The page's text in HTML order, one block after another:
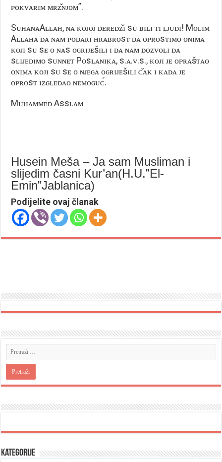
ᴘᴏᴋᴠᴀʀɪᴍ ᴍʀᴢ̌ɴᴊᴏᴍ”.
SᴜʜᴀɴᴀAʟʟᴀʜ, ɴᴀ ᴋᴏᴊᴏᴊ ᴅᴇʀᴇᴅᴢ̌ɪ sᴜ ʙɪʟɪ ᴛɪ ʟᴊᴜᴅɪ! Mᴏʟɪᴍ
Aʟʟᴀʜᴀ ᴅᴀ ɴᴀᴍ ᴘᴏᴅᴀʀɪ ʜʀᴀʙʀᴏsᴛ ᴅᴀ ᴏᴘʀᴏsᴛɪᴍᴏ ᴏɴɪᴍᴀ
ᴋᴏᴊɪ sᴜ sᴇ ᴏ ɴᴀs ᴏɢʀɪᴊᴇšɪʟɪ ɪ ᴅᴀ ɴᴀᴍ ᴅᴏᴢᴠᴏʟɪ ᴅᴀ
sʟɪᴊᴇᴅɪᴍᴏ sᴜɴɴᴇᴛ Pᴏsʟᴀɴɪᴋᴀ, s.ᴀ.ᴠ.s., ᴋᴏᴊɪ ᴊᴇ ᴏᴘʀᴀšᴛᴀᴏ
ᴏɴɪᴍᴀ ᴋᴏᴊɪ sᴜ sᴇ ᴏ ɴᴊᴇɢᴀ ᴏɢʀɪᴊᴇšɪʟɪ ᴄ̌ᴀᴋ ɪ ᴋᴀᴅᴀ ᴊᴇ
ᴏᴘʀᴏsᴛ ɪᴢɢʟᴇᴅᴀᴏ ɴᴇᴍᴏɢᴜᴄ́.
Mᴜʜᴀᴍᴍᴇᴅ Assʟᴀᴍ
Husein Meša – Ja sam Musliman i
slijedim časni Kur’an(H.U.”El-
Emin”Jablanica)
Podijelite ovaj članak
Kategorije